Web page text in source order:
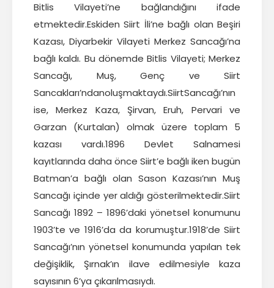
Bitlis Vilayeti’ne bağlandığını ifade
etmektedir.Eskiden Siirt İli’ne bağlı olan Beşiri
Kazası, Diyarbekir Vilayeti Merkez Sancağı’na
bağlı kaldı. Bu dönemde Bitlis Vilayeti; Merkez
Sancağı, Muş, Genç ve Siirt
Sancakları’ndanoluşmaktaydı.SiirtSancağı’nın
ise, Merkez Kaza, Şirvan, Eruh, Pervari ve
Garzan (Kurtalan) olmak üzere toplam 5
kazası vardı.1896 Devlet Salnamesi
kayıtlarında daha önce Siirt’e bağlı iken bugün
Batman’a bağlı olan Sason Kazası’nın Muş
Sancağı içinde yer aldığı gösterilmektedir.Siirt
Sancağı 1892 – 1896’daki yönetsel konumunu
1903’te ve 1916’da da korumuştur.1918’de Siirt
Sancağı’nın yönetsel konumunda yapılan tek
değişiklik, Şırnak’ın ilave edilmesiyle kaza
sayısının 6’ya çıkarılmasıydı.